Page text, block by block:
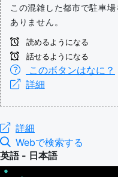
この混雑した都市で駐車
ありません。
読めるようになる
話せるようになる
このボタンはなに？
詳細
詳細
Webで検索する
英語 - 日本語